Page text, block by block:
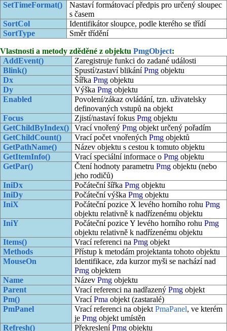
SetTimeFormat()
Nastaví formátovací předpis pro určený sloupec
s časem
SortCol
Identifikátor sloupce, podle kterého se třídí
SortType
Směr třídění
Vlastnosti a metody zděděné z objektu PmgObject:
AddEvent()
Zaregistruje funkci do zadané události
Blink()
Spustí/zastaví blikáníPmgobjektu
Dx
Šířka Pmgobjektu
Dy
Výška Pmgobjektu
Enabled
Povolení/zákaz ovládání, tzn. uživatelsky
definovaných vstupů na objekt
Focus
Zjistí/nastaví fokus Pmgobjektu
GetChildByIndex()
Vrací vnořený Pmgobjekt určený pořadím
GetChildCount()
Vrací počet vnořených Pmgobjektů
GetPathName()
Název objektu s cestou k tomuto objektu
GetItemInfo()
Vrací speciální informace o Pmgobjektu
GetPar()
Čtení hodnoty parametru Pmgobjektu (nebo
jeho rodičů)
IniDx
Počáteční šířka Pmgobjektu
IniDy
Počáteční výška Pmgobjektu
IniX
Počáteční pozice X levého horního rohu Pmg
objektu relativně k nadřízenému objektu
IniY
Počáteční pozice Y levého horního rohu Pmg
objektu relativně k nadřízenému objektu
Items()
Vrací referenci na Pmgobjekt
Methods
Přístup k metodám projektanta tohoto objektu
MouseOn
Identifikace, zda kurzor myši se nachází nad
Pmgobjektem
Name
Název Pmgobjektu
Parent
Vrací referenci na nadřazený Pmgobjekt
Pm()
VracíPma objekt (zastaralé)
PmPanel
Vrací referenci na objekt PmaPanel, ve kterém
je Pmgobjekt umístěn
Refresh()
PřekresleníPmgobjektu